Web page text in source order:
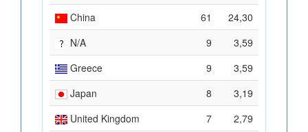
China
61
24,30
N/A
9
3,59
Greece
9
3,59
Japan
8
3,19
United Kingdom
7
2,79